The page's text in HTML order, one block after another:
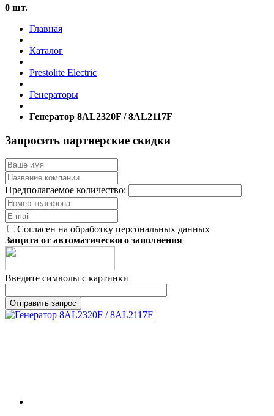
0 шт.
Главная
Каталог
Prestolite Electric
Генераторы
Генератор 8AL2320F / 8AL2117F
Запросить партнерские скидки
Предполагаемое количество:
Согласен на обработку персональных данных
Защита от автоматического заполнения
Введите символы с картинки